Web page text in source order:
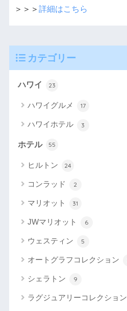
＞＞＞ 詳細はこちら
カテゴリー
ハワイ 23
ハワイグルメ 17
ハワイホテル 3
ホテル 55
ヒルトン 24
コンラッド 2
マリオット 31
JWマリオット 6
ウェスティン 5
オートグラフコレクション
シェラトン 9
ラグジュアリーコレクション